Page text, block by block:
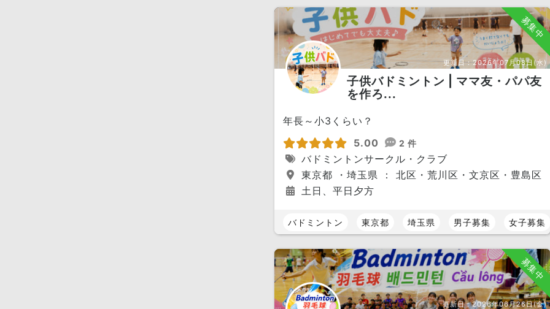
募集中
更新日： 2026年07月08日(水)
子供バドミントン | ママ友・パパ友
を作ろ...
年長～小3くらい？
5.00
2 件
バドミントンサークル・クラブ
東京都 ・埼玉県 ： 北区・荒川区・文京区・豊島区
土日、平日夕方
バドミントン 東京都 埼玉県 男子募集 女子募集
募集中
更新日：2026年06月26日(金)